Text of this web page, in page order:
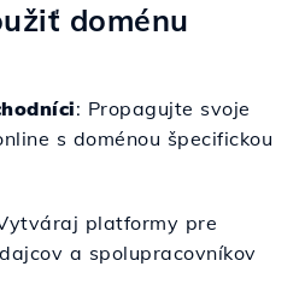
doménu
: Propagujte svoje
s doménou špecifickou
platformy pre
a spolupracovníkov